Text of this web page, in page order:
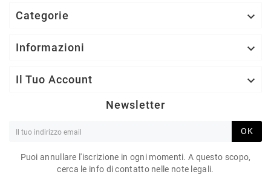
Categorie 
Informazioni 
Il Tuo Account 
Newsletter
OK
Puoi annullare l'iscrizione in ogni momenti. A questo scopo,
cerca le info di contatto nelle note legali.